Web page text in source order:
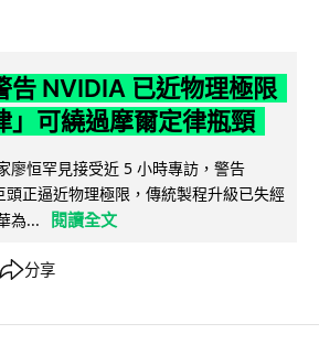
告 NVIDIA 已近物理極限
」可繞過摩爾定律瓶頸
廖恒罕見接受近 5 小時專訪，警告
正逼近物理極限，傳統製程升級已失經
為...
閱讀全文
分享